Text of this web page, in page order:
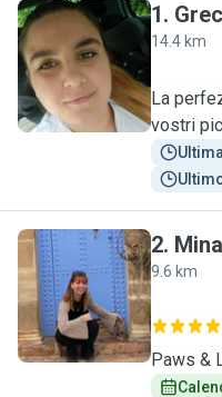
G
1.
14.4 km
La perfezione per
vostri
M
2. Mina
9.6 km
Paws &